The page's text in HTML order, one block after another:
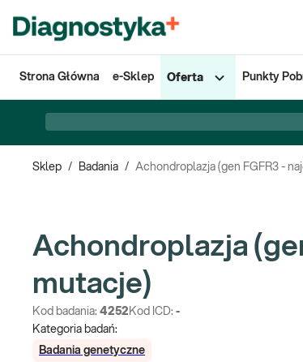
Strona Główna e-Sklep Oferta Punkty
Sklep / Badania / Achondroplazja (gen FGFR3 -
Achondroplazja
mutacje)
Kod badania: 4252 Kod ICD: -
Kategoria badań:
Badania genetyczne